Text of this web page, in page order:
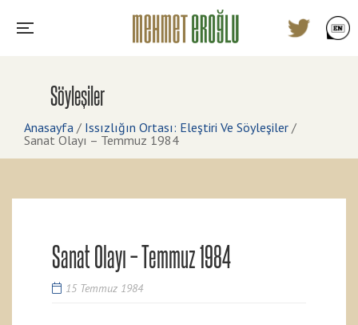
Söyleşiler
Anasayfa / Issızlığın Ortası: Eleştiri Ve Söyleşiler /
Sanat Olayı – Temmuz 1984
Sanat Olayı – Temmuz 1984
15 Temmuz 1984